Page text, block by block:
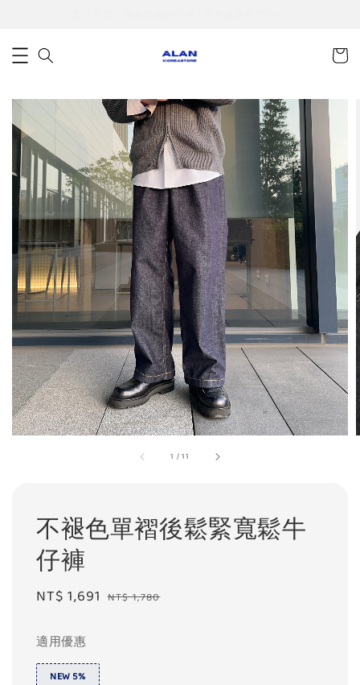
1 /11
不褪色單褶後鬆緊寬鬆牛
仔褲
Sale
NT$ 1,691 Regular
NT$ 1,780
適用優惠
NEW 5%